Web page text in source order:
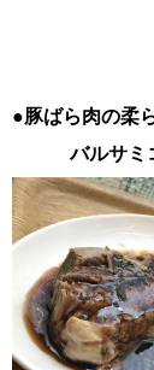
●豚ばら肉の柔
バルサミコ